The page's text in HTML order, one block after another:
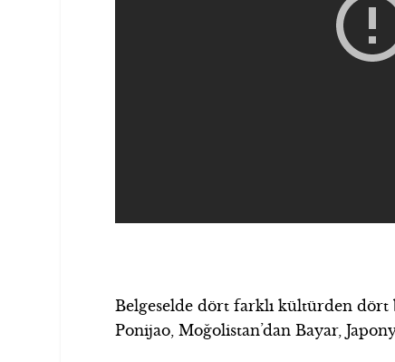
Belgeselde dört farklı kültürden dört
Ponijao, Moğolistan’dan Bayar,